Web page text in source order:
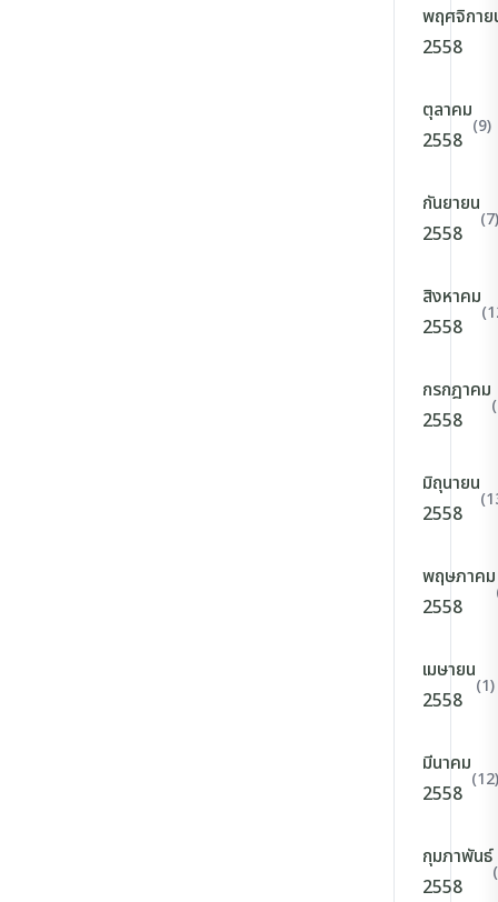
พฤศจิกาย
2558
ตุลาคม
2558
(9)
กันยายน
2558
(7)
สิงหาคม
2558
กรกฎาคม
2558
มิถุนายน
2558
พฤษภาคม
2558
เมษายน
2558
(1)
มีนาคม
2558
(12)
กุมภาพันธ์
2558